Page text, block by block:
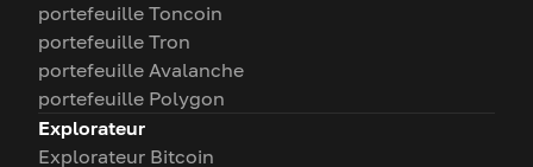
portefeuille Toncoin
portefeuille Tron
portefeuille Avalanche
portefeuille Polygon
Explorateur
Explorateur Bitcoin